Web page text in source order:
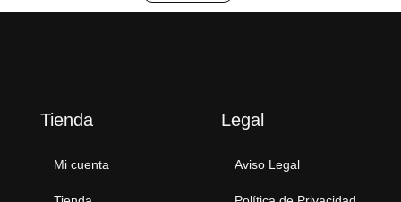
Tienda
Mi cuenta
Legal
Aviso Legal